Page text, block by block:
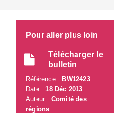
Pour aller plus loin
Télécharger le
bulletin
Référence : BW12423
Date :18 Déc 2013
Auteur : Comité des
régions